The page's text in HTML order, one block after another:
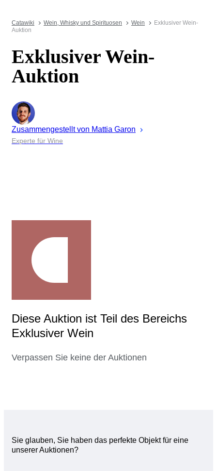
Catawiki Wein, Whisky und Spirituosen Wein
Exklusiver Wein-
Auktion
Exklusiver Wein-
Auktion
Zusammengestellt von Mattia Garon
Experte für Wine
Diese Auktion ist Teil des Bereichs
Exklusiver Wein
Verpassen Sie keine der Auktionen
Sie glauben, Sie haben das perfekte Objekt für eine
unserer Auktionen?